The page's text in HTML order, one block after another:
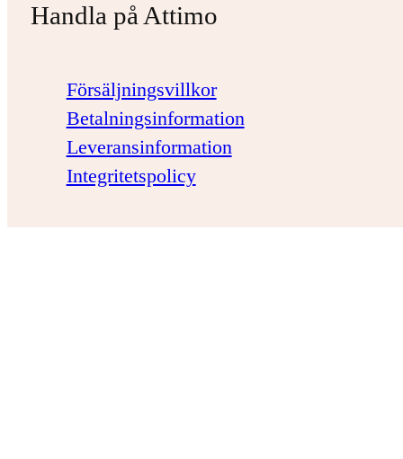
Handla på Attimo
Försäljningsvillkor
Betalningsinformation
Leveransinformation
Integritetspolicy